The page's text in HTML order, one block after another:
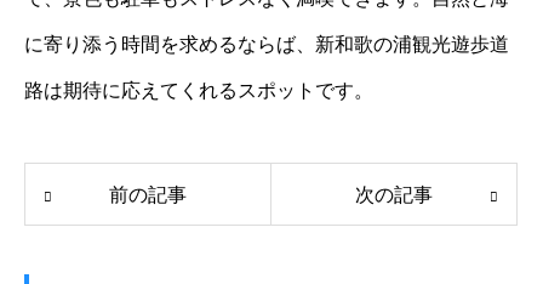
に寄り添う時間を求めるならば、新和歌の浦観光遊歩道
路は期待に応えてくれるスポットです。
前の記事 次の記事